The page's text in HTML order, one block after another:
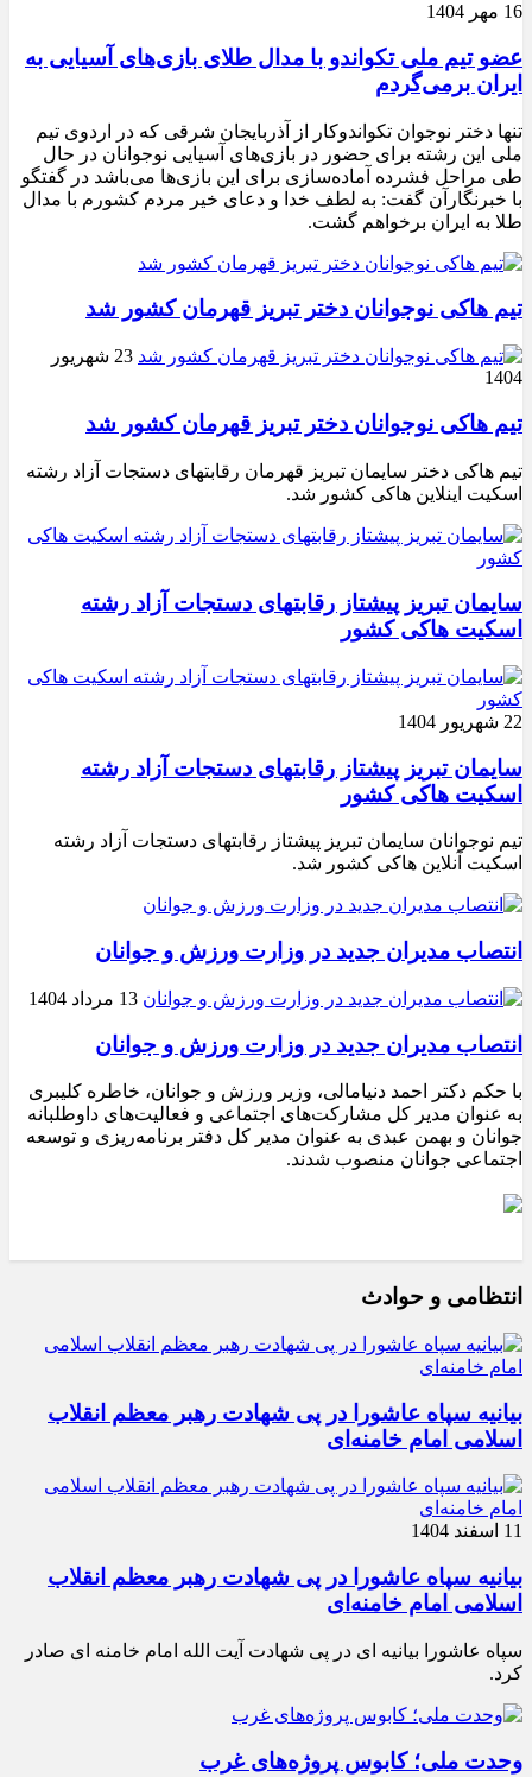
16 مهر 1404
عضو تیم ملی تکواندو با مدال طلای بازی‌های آسیایی به
ایران برمی‌گردم
تنها دختر نوجوان تکواندوکار از آذربایجان شرقی که در اردوی تیم
ملی این رشته برای حضور در بازی‌های آسیایی نوجوانان در حال
طی مراحل فشرده آماده‌سازی برای این بازی‌ها می‌باشد در گفتگو
با خبرنگارآن گفت: به لطف خدا و دعای خیر مردم کشورم با مدال
طلا به ایران برخواهم گشت.
تیم هاکی نوجوانان دختر تبریز قهرمان کشور شد
23 شهریور
1404
تیم هاکی نوجوانان دختر تبریز قهرمان کشور شد
تیم هاکی دختر سایمان تبریز قهرمان رقابتهای دستجات آزاد رشته
اسکیت اینلاین هاکی کشور شد.
سایمان تبریز پیشتاز رقابتهای دستجات آزاد رشته
اسکیت هاکی کشور
22 شهریور 1404
سایمان تبریز پیشتاز رقابتهای دستجات آزاد رشته
اسکیت هاکی کشور
تیم نوجوانان سایمان تبریز پیشتاز رقابتهای دستجات آزاد رشته
اسکیت آنلاین هاکی کشور شد.
انتصاب مدیران جدید در وزارت ورزش و جوانان
13 مرداد 1404
انتصاب مدیران جدید در وزارت ورزش و جوانان
با حکم دکتر احمد دنیامالی، وزیر ورزش و جوانان، خاطره کلیبری
به عنوان مدیر کل مشارکت‌های اجتماعی و فعالیت‌های داوطلبانه
جوانان و بهمن عبدی به عنوان مدیر کل دفتر برنامه‌ریزی و توسعه
اجتماعی جوانان منصوب شدند.
انتظامی و حوادث
بیانیه سپاه عاشورا در پی شهادت رهبر معظم انقلاب
اسلامی امام خامنه‌ای
11 اسفند 1404
بیانیه سپاه عاشورا در پی شهادت رهبر معظم انقلاب
اسلامی امام خامنه‌ای
سپاه عاشورا بیانیه ای در پی شهادت آیت الله امام خامنه ای صادر
کرد.
وحدت ملی؛ کابوس پروژه‌های غرب